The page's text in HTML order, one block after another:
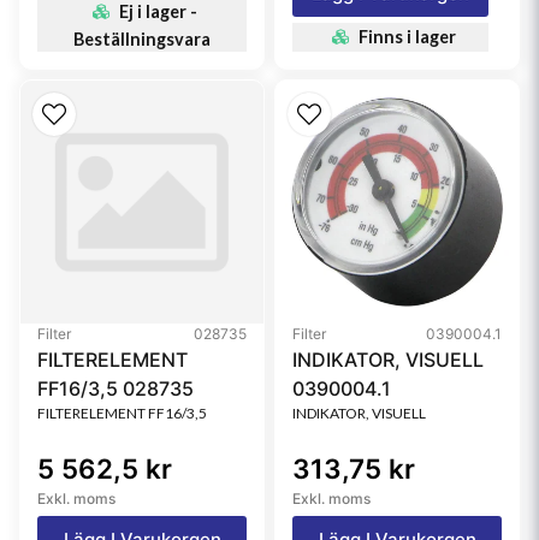
Ej i lager -
Beställningsvara
Finns i lager
Filter 028735
FILTERELEMENT
FF16/3,5 028735
FILTERELEMENT FF16/3,5
5 562,5 kr
Exkl. moms
Filter 0390004.1
INDIKATOR, VISUELL
0390004.1
INDIKATOR, VISUELL
313,75 kr
Exkl. moms